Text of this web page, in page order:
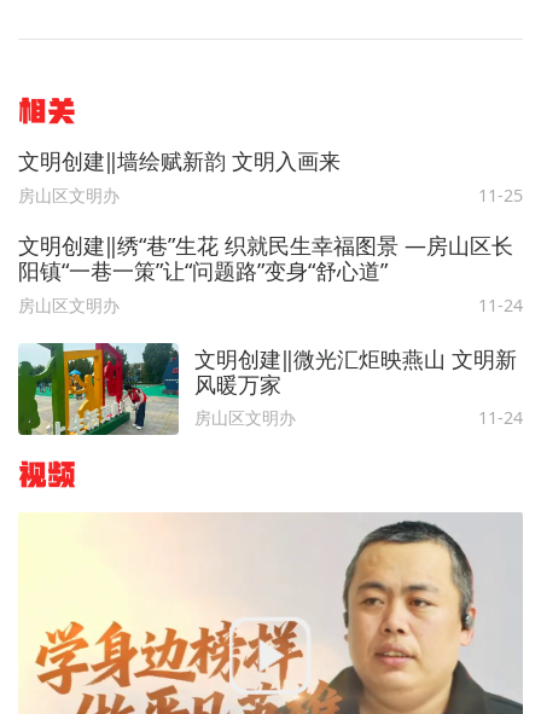
相关
文明创建‖墙绘赋新韵 文明入画来
房山区文明办 11-25
文明创建‖绣“巷”生花 织就民生幸福图景 —房山区长
阳镇“一巷一策”让“问题路”变身“舒心道”
房山区文明办 11-24
文明创建‖微光汇炬映燕山 文明新
风暖万家
房山区文明办 11-24
视频